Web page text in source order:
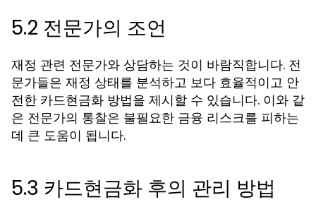
5.2 전문가의 조언
재정 관련 전문가와 상담하는 것이 바람직합니다. 전
문가들은 재정 상태를 분석하고 보다 효율적이고 안
전한 카드현금화 방법을 제시할 수 있습니다. 이와 같
은 전문가의 통찰은 불필요한 금융 리스크를 피하는
데 큰 도움이 됩니다.
5.3 카드현금화 후의 관리 방법